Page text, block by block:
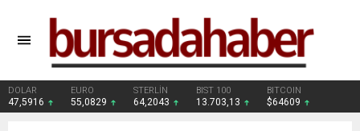
DOLAR
47,5916
EURO
55,0829
STERLİN
64,2043
BIST 100
13.703,13
BITCOIN
$64609